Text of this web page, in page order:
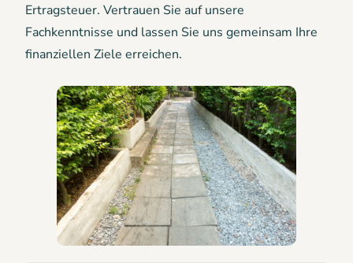
Ertragsteuer. Vertrauen Sie auf unsere
Fachkenntnisse und lassen Sie uns gemeinsam Ihre
finanziellen Ziele erreichen.